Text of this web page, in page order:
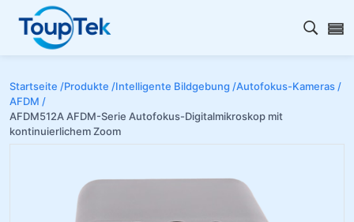
Open
Startseite /Produkte /Intelligente Bildgebung /Autofokus-Kameras /
AFDM /
AFDM512A AFDM-Serie Autofokus-Digitalmikroskop mit
kontinuierlichem Zoom